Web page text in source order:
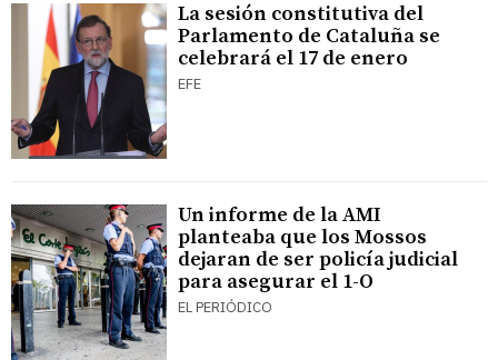
La sesión constitutiva del
Parlamento de Cataluña se
celebrará el 17 de enero
EFE
Un informe de la AMI
planteaba que los Mossos
dejaran de ser policía judicial
para asegurar el 1-O
EL PERIÓDICO